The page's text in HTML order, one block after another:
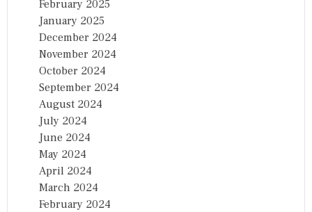
February 2025
January 2025
December 2024
November 2024
October 2024
September 2024
August 2024
July 2024
June 2024
May 2024
April 2024
March 2024
February 2024